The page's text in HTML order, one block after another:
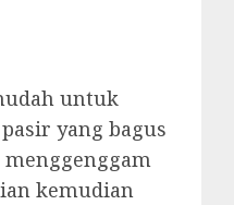
untuk
yang bagus
kemudian